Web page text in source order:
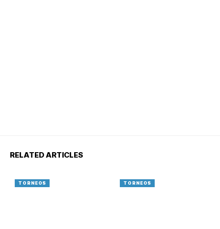
RELATED ARTICLES
TORNEOS TORNEOS